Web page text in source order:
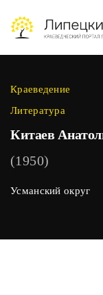
Skip to main
Краеведение
Литература
Китаев
(1950)
Усманский округ